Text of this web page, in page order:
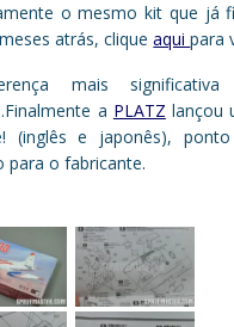
o mesmo kit que já
atrás, cliqueaquipara
mais
a PLATZ lançou
(inglês e japonês),
para o fabricante.